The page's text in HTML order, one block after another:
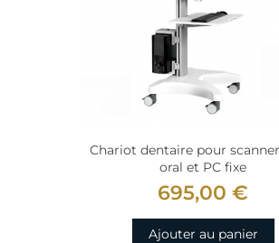
Chariot dentaire pour
oral et PC fixe
695,00 €
Ajouter au panier